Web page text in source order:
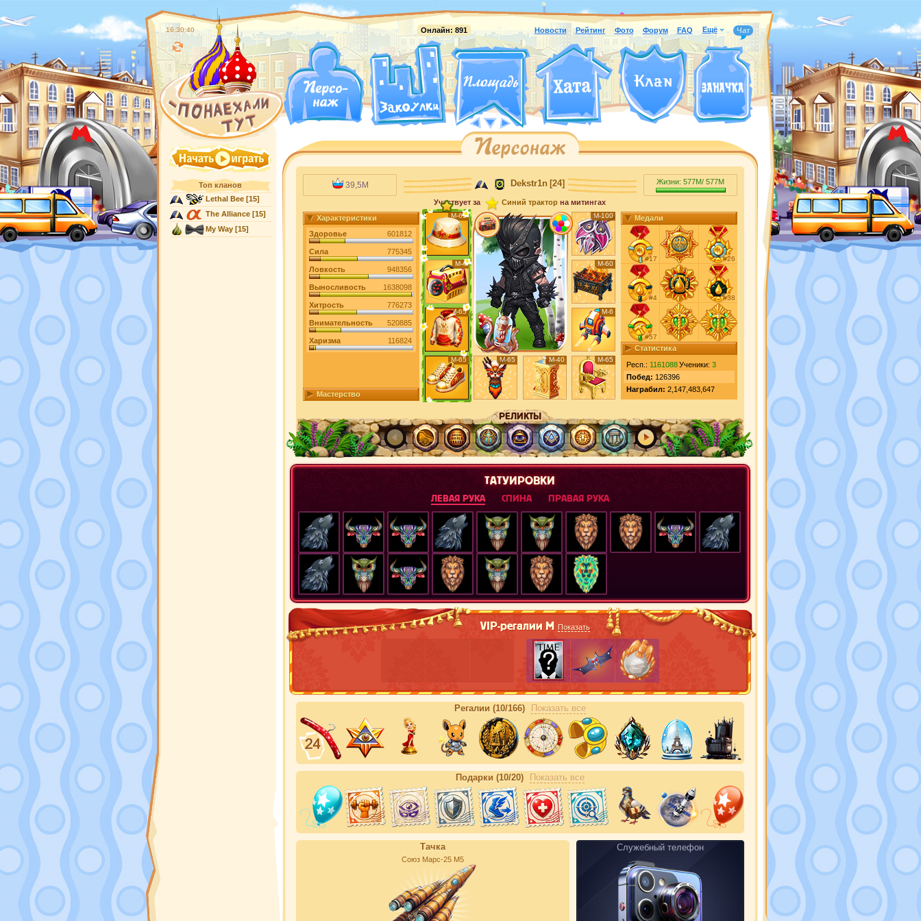
Онлайн: 891 Новости Рейтинг Фото Форум FAQ Ещё Чат
16:30:40
Топ кланов
Lethal Bee[15]
The Alliance[15]
My Way[15]
Dekstr1n [24]
Участвует за Синий трактор на митингах
39,5M Жизни: 577M/ 577M
Характеристики
Здоровье
601812
Сила 775345
Ловкость 948356
Выносливость 1638098
Хитрость 776273
Внимательность 520885
Харизма 116824
Мастерство
М-65 М-100
М-4
М-65
М-60
М-6
М-65 М-65
М-65 М-40
Медали
#17 #26
#4 #38
#57
Статистика
Респ.: 1161088 Ученики: 3
Побед: 126396
Награбил: 2,147,483,647
РЕЛИКТЫ
ТАТУИРОВКИ
ЛЕВАЯ РУКА СПИНА ПРАВАЯ РУКА
VIP-регалии М Показать
Регалии (10/166) Показать все
Подарки (10/20) Показать все
Тачка
Союз Марс-25 М5
Служебный телефон